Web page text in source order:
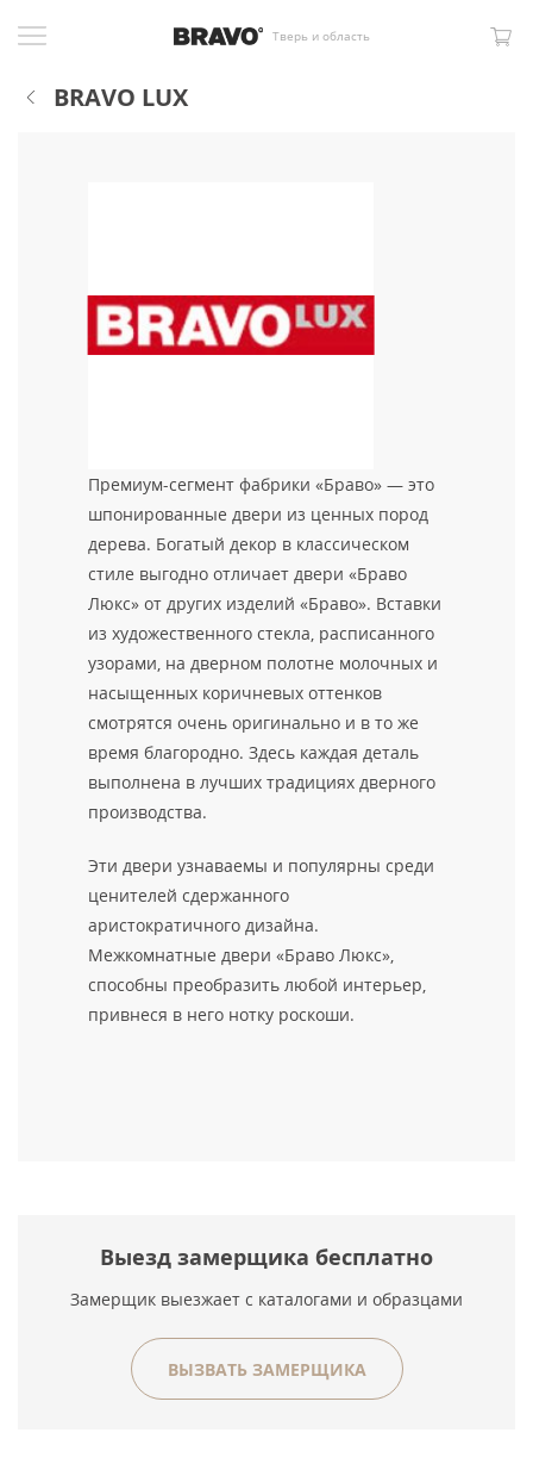
Тверь и область
BRAVO LUX
Премиум-сегмент фабрики «Браво» — это
шпонированные двери из ценных пород
дерева. Богатый декор в классическом
стиле выгодно отличает двери «Браво
Люкс» от других изделий «Браво». Вставки
из художественного стекла, расписанного
узорами, на дверном полотне молочных и
насыщенных коричневых оттенков
смотрятся очень оригинально и в то же
время благородно. Здесь каждая деталь
выполнена в лучших традициях дверного
производства.
Эти двери узнаваемы и популярны среди
ценителей сдержанного
аристократичного дизайна.
Межкомнатные двери «Браво Люкс»,
способны преобразить любой интерьер,
привнеся в него нотку роскоши.
Выезд замерщика бесплатно
Замерщик выезжает с каталогами и образцами
ВЫЗВАТЬ ЗАМЕРЩИКА